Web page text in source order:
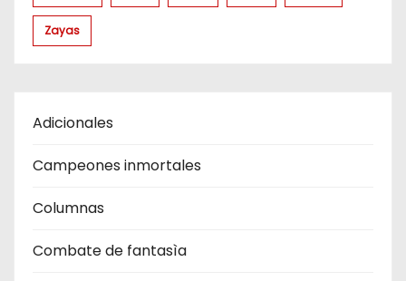
Zayas
Adicionales
Campeones inmortales
Columnas
Combate de fantasìa